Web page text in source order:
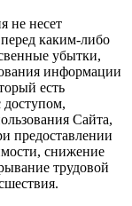
не несет
каким-либо
убытки,
информации
есть
доступом,
Сайта,
предоставлении
снижение
трудовой